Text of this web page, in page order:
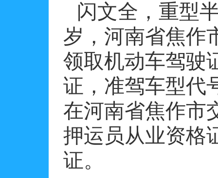
闪文全，重型
岁，河南省焦作
领取机动车驾驶
证，准驾车型代
在河南省焦作市
押运员从业资格
证。